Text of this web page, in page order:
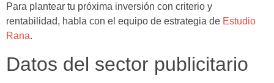
Para plantear tu próxima inversión con criterio y
rentabilidad, habla con el equipo de estrategia de Estudio
Rana.
Datos del sector publicitario